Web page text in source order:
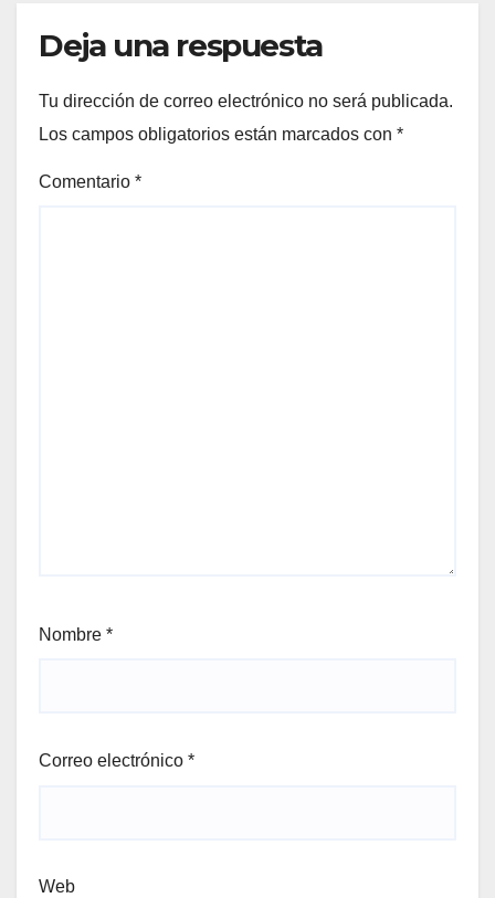
Deja una respuesta
Tu dirección de correo electrónico no será publicada.
Los campos obligatorios están marcados con *
Comentario *
Nombre *
Correo electrónico *
Web